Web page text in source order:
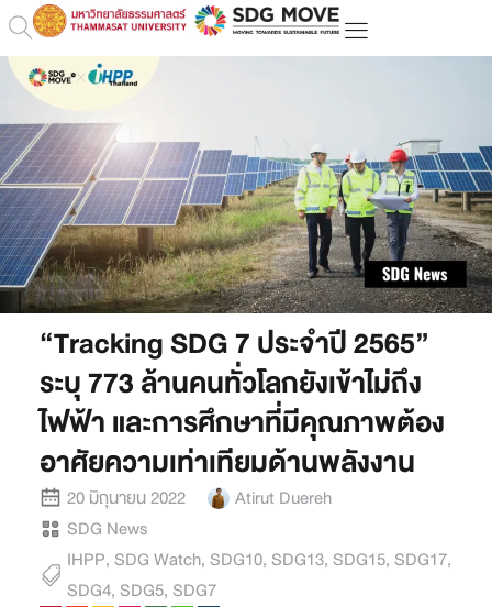
“Tracking SDG 7 ประจำปี 2565”
ระบุ 773 ล้านคนทั่วโลกยังเข้าไม่ถึง
ไฟฟ้า และการศึกษาที่มีคุณภาพต้อง
อาศัยความเท่าเทียมด้านพลังงาน
20 มิถุนายน 2022
Atirut Duereh
SDG News
IHPP, SDG Watch, SDG10, SDG13, SDG15, SDG17,
SDG4, SDG5, SDG7